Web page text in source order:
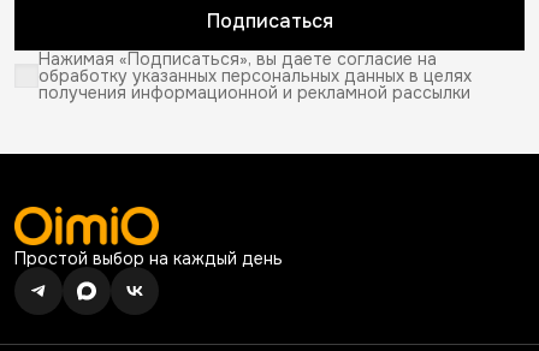
Подписаться
Нажимая «Подписаться», вы даете согласие на
обработку указанных персональных данных в целях
получения информационной и рекламной рассылки
Простой выбор на каждый день